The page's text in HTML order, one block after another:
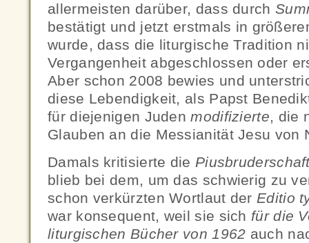
allermeisten darüber, dass durch
bestätigt und jetzt erstmals in
wurde, dass die liturgische Tradition
Vergangenheit abgeschlossen oder
Aber schon 2008 bewies und
diese Lebendigkeit, als Papst
für diejenigen Judenmodifizierte, die
Glauben an die Messianität Jesu von
Damals kritisierte die
blieb bei dem, um das schwierig zu
schon verkürzten Wortlaut der Editio
war konsequent, weil sie sich für die
liturgischen Bücher von 1962 auch